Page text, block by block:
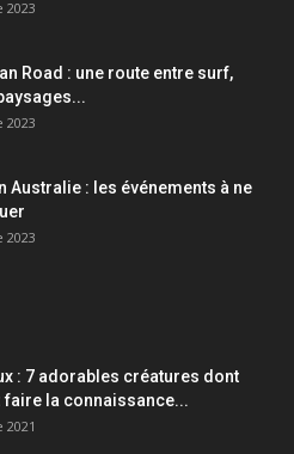
2023
Road : une route entre surf,
2023
Australie : les événements à ne
2023
: 7 adorables créatures dont
faire la connaissance...